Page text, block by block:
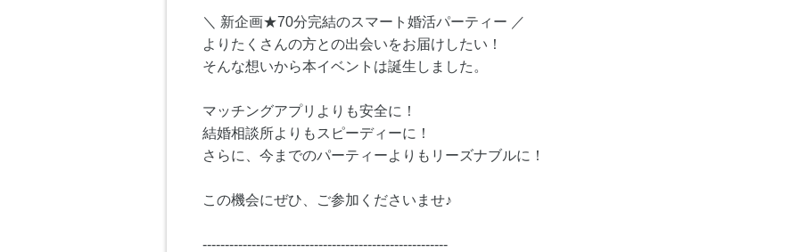
＼ 新企画★70分完結のスマート婚活パーティー ／
よりたくさんの方との出会いをお届けしたい！
そんな想いから本イベントは誕生しました。
マッチングアプリよりも安全に！
結婚相談所よりもスピーディーに！
さらに、今までのパーティーよりもリーズナブルに！
この機会にぜひ、ご参加くださいませ♪
-------------------------------------------------------